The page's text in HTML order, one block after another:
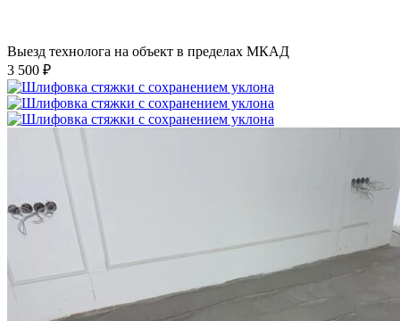
Выезд технолога на объект в пределах МКАД
3 500 ₽
Шлифовка стяжки с сохранением уклона